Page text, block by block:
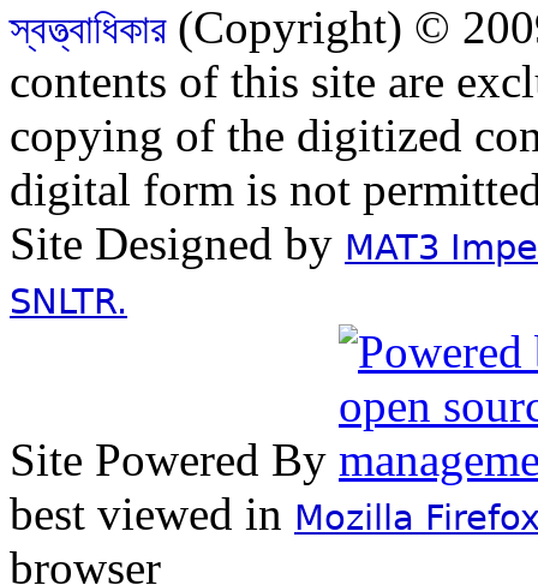
স্বত্ত্বাধিকার(Copyright) ©
contents of this site are
copying of the digitized
digital form is not
Site Designed by MAT3
SNLTR.
Site Powered By
best viewed in Mozilla
browser